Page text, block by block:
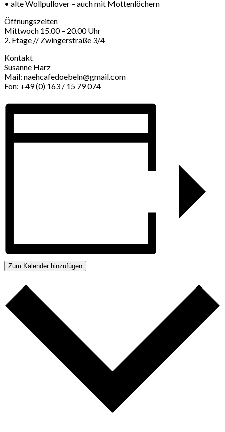
• alte Wollpullover – auch mit Mottenlöchern
Öffnungszeiten
Mittwoch 15.00 – 20.00 Uhr
2. Etage // Zwingerstraße 3/4
Kontakt
Susanne Harz
Mail: naehcafedoebeln@gmail.com
Fon: +49 (0) 163 / 15 79 074
Zum Kalender hinzufügen